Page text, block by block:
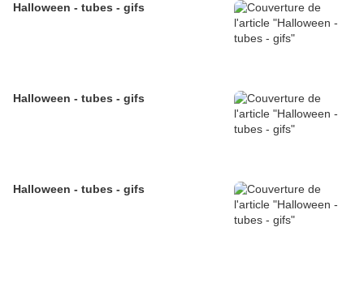
Halloween - tubes - gifs
Halloween - tubes - gifs
Halloween - tubes - gifs